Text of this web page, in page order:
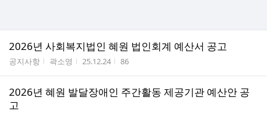
2026년 사회복지법인 혜원 법인회계 예산서 공고
게시판명
공지사항 작성자
곽소영 작성시간
25.12.24 조회수
86
2026년 혜원 발달장애인 주간활동 제공기관 예산안 공
고